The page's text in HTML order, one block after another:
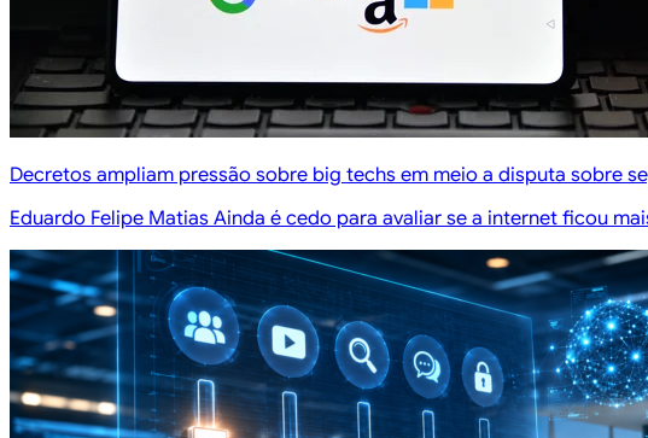
Decretos ampliam pressão sobre big techs em meio a disputa sobre
Eduardo Felipe Matias Ainda é cedo para avaliar se a internet ficou